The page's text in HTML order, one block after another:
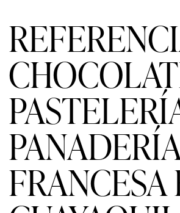
FRANCESA